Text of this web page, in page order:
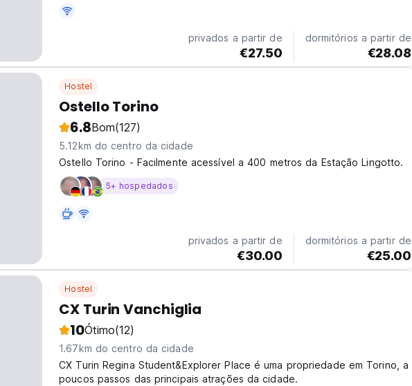
privados a partir de
€27.50
dormitórios a partir de
€28.08
Hostel
Ostello Torino
6.8Bom(127)
5.12km do centro da cidade
Ostello Torino - Facilmente acessível a 400 metros da Estação Lingotto.
5+ hospedados
privados a partir de
€30.00
dormitórios a partir de
€25.00
Hostel
CX Turin Vanchiglia
10Ótimo(12)
1.67km do centro da cidade
CX Turin Regina Student&Explorer Place é uma propriedade em Torino, a
poucos passos das principais atrações da cidade.